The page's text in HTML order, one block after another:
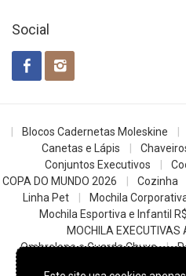
Social
Blocos Cadernetas Moleskine
Canetas e Lápis
Conjuntos Executivos
COPA DO MUNDO 2026
Cozinha
Linha Pet
Mochila
Mochila Esportiva e Infantil
MOCHILA
Ombrelone e Guarda Chuva